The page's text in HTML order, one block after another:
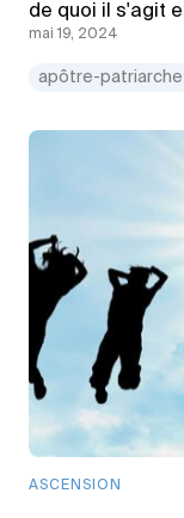
de quoi il s'agit
mai 19, 2024
apôtre-patriarche
ASCENSION